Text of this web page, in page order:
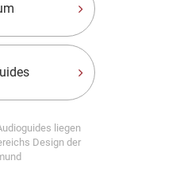
liegen
Design der